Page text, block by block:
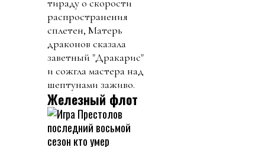
тираду о скорости
распространения
сплетен, Матерь
драконов сказала
заветный "Дракарис"
и сожгла мастера над
шептунами заживо.
Железный флот